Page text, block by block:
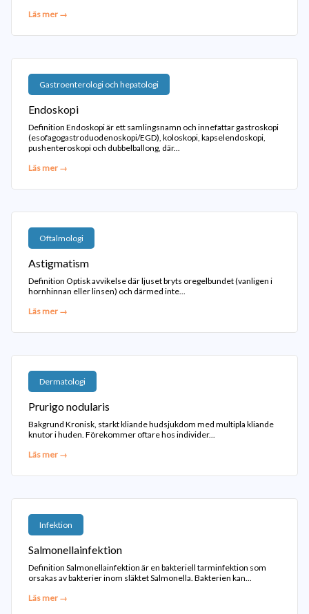
Läs mer →
Gastroenterologi och hepatologi
Endoskopi
Definition Endoskopi är ett samlingsnamn och innefattar gastroskopi
(esofagogastroduodenoskopi/EGD), koloskopi, kapselendoskopi,
pushenteroskopi och dubbelballong, där...
Läs mer →
Oftalmologi
Astigmatism
Definition Optisk avvikelse där ljuset bryts oregelbundet (vanligen i
hornhinnan eller linsen) och därmed inte...
Läs mer →
Dermatologi
Prurigo nodularis
Bakgrund Kronisk, starkt kliande hudsjukdom med multipla kliande
knutor i huden. Förekommer oftare hos individer...
Läs mer →
Infektion
Salmonellainfektion
Definition Salmonellainfektion är en bakteriell tarminfektion som
orsakas av bakterier inom släktet Salmonella. Bakterien kan...
Läs mer →